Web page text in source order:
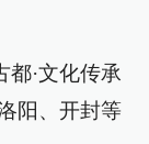
都·文化传承
阳、开封等